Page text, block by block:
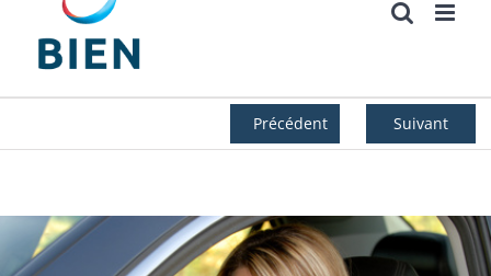
Précédent Suivant
l'image